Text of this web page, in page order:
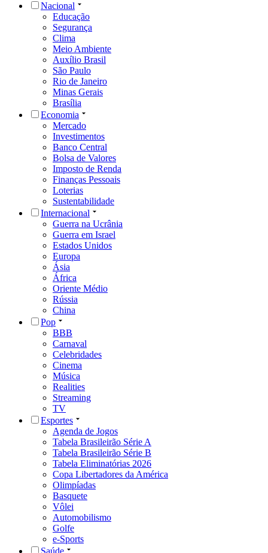
Nacional
Educação
Segurança
Clima
Meio Ambiente
Auxílio Brasil
São Paulo
Rio de Janeiro
Minas Gerais
Brasília
Economia
Mercado
Investimentos
Banco Central
Bolsa de Valores
Imposto de Renda
Finanças Pessoais
Loterias
Sustentabilidade
Internacional
Guerra na Ucrânia
Guerra em Israel
Estados Unidos
Europa
Ásia
África
Oriente Médio
Rússia
China
Pop
BBB
Carnaval
Celebridades
Cinema
Música
Realities
Streaming
TV
Esportes
Agenda de Jogos
Tabela Brasileirão Série A
Tabela Brasileirão Série B
Tabela Eliminatórias 2026
Copa Libertadores da América
Olimpíadas
Basquete
Vôlei
Automobilismo
Golfe
e-Sports